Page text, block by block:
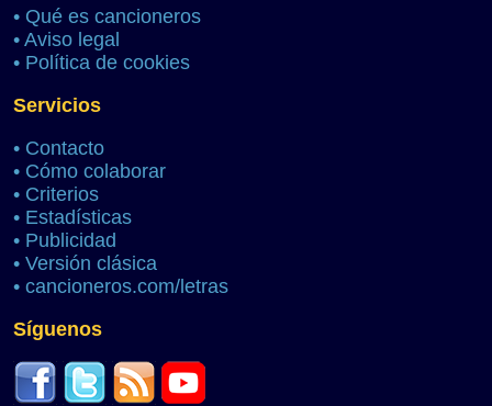
• Qué es cancioneros
• Aviso legal
• Política de cookies
Servicios
• Contacto
• Cómo colaborar
• Criterios
• Estadísticas
• Publicidad
• Versión clásica
• cancioneros.com/letras
Síguenos